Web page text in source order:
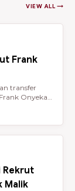
VIEW ALL →
Frank
transfer
Onyeka,
Rekrut
Malik